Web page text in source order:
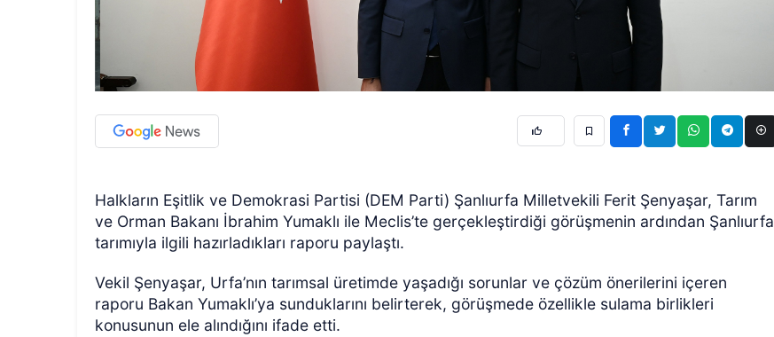
Halkların Eşitlik ve Demokrasi Partisi (DEM Parti) Şanlıurfa Milletvekili Ferit Şenyaşar, Tarım
ve Orman Bakanı İbrahim Yumaklı ile Meclis’te gerçekleştirdiği görüşmenin ardından Şanlıurfa
tarımıyla ilgili hazırladıkları raporu paylaştı.
Vekil Şenyaşar, Urfa’nın tarımsal üretimde yaşadığı sorunlar ve çözüm önerilerini içeren
raporu Bakan Yumaklı’ya sunduklarını belirterek, görüşmede özellikle sulama birlikleri
konusunun ele alındığını ifade etti.